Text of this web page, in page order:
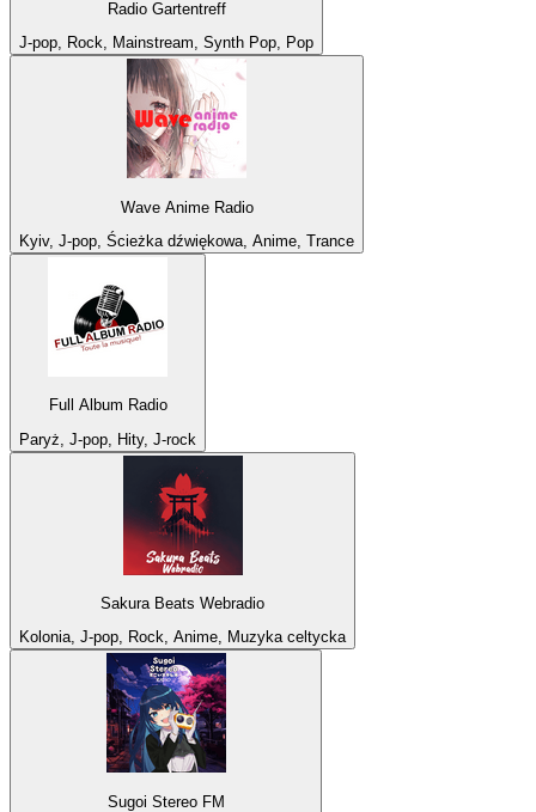
Radio Gartentreff
J-pop, Rock, Mainstream, Synth Pop, Pop
Wave Anime Radio
Kyiv, J-pop, Ścieżka dźwiękowa, Anime, Trance
Full Album Radio
Paryż, J-pop, Hity, J-rock
Sakura Beats Webradio
Kolonia, J-pop, Rock, Anime, Muzyka celtycka
Sugoi Stereo FM